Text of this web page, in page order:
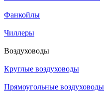
Фанкойлы
Чиллеры
Воздуховоды
Круглые воздуховоды
Прямоугольные воздуховоды